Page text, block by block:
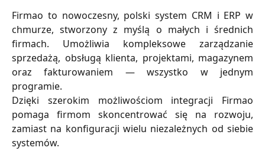
Firmao to nowoczesny, polski system CRM i ERP w
chmurze, stworzony z myślą o małych i średnich
firmach. Umożliwia kompleksowe zarządzanie
sprzedażą, obsługą klienta, projektami, magazynem
oraz fakturowaniem — wszystko w jednym
programie.
Dzięki szerokim możliwościom integracji Firmao
pomaga firmom skoncentrować się na rozwoju,
zamiast na konfiguracji wielu niezależnych od siebie
systemów.